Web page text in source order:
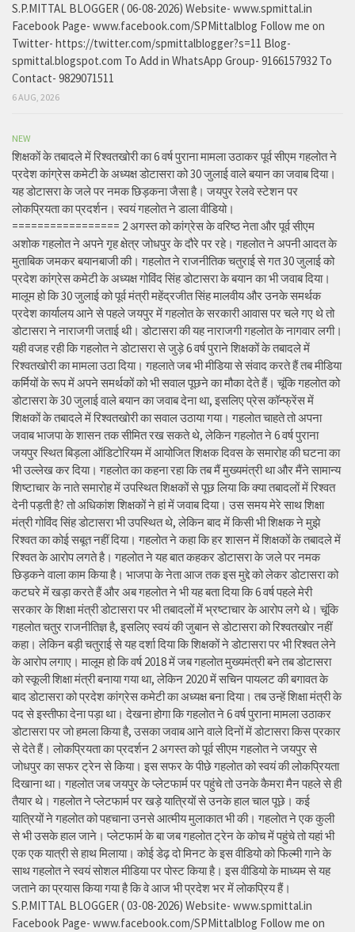
S.P.MITTAL BLOGGER ( 06-08-2026) Website- www.spmittal.in
Facebook Page- www.facebook.com/SPMittalblog Follow me on
Twitter- https://twitter.com/spmittalblogger?s=11 Blog-
spmittal.blogspot.com To Add in WhatsApp Group- 9166157932 To
Contact- 9829071511
6 AUG, 2026
NEW
शिक्षकों के तबादले में रिश्वतखोरी का 6 वर्ष पुराना मामला उठाकर पूर्व सीएम गहलोत ने
प्रदेश कांग्रेस कमेटी के अध्यक्ष डोटासरा को 30 जुलाई वाले बयान का जवाब दिया।
यह डोटासरा के जले पर नमक छिड़कना जैसा है। जयपुर रेलवे स्टेशन पर
लोकप्रियता का प्रदर्शन। स्वयं गहलोत ने डाला वीडियो।
================= 2 अगस्त को कांग्रेस के वरिष्ठ नेता और पूर्व सीएम
अशोक गहलोत ने अपने गृह क्षेत्र जोधपुर के दौरे पर रहे। गहलोत ने अपनी आदत के
मुताबिक जमकर बयानबाजी की। गहलोत ने राजनीतिक चतुराई से गत 30 जुलाई को
प्रदेश कांग्रेस कमेटी के अध्यक्ष गोविंद सिंह डोटासरा के बयान का भी जवाब दिया।
मालूम हो कि 30 जुलाई को पूर्व मंत्री महेंद्रजीत सिंह मालवीय और उनके समर्थक
प्रदेश कार्यालय आने से पहले जयपुर में गहलोत के सरकारी आवास पर चले गए थे तो
डोटासरा ने नाराजगी जताई थी। डोटासरा की यह नाराजगी गहलोत के नागवार लगी।
यही वजह रही कि गहलोत ने डोटासरा से जुड़े 6 वर्ष पुराने शिक्षकों के तबादले में
रिश्वतखोरी का मामला उठा दिया। गहलाते जब भी मीडिया से संवाद करते हैं तब मीडिया
कर्मियों के रूप में अपने समर्थकों को भी सवाल पूछने का मौका देते हैं। चूंकि गहलोत को
डोटासरा के 30 जुलाई वाले बयान का जवाब देना था, इसलिए प्रेस कॉन्फ्रेंस में
शिक्षकों के तबादले में रिश्वतखोरी का सवाल उठाया गया। गहलोत चाहते तो अपना
जवाब भाजपा के शासन तक सीमित रख सकते थे, लेकिन गहलोत ने 6 वर्ष पुराना
जयपुर स्थित बिड़ला ऑडिटोरियम में आयोजित शिक्षक दिवस के समारोह की घटना का
भी उल्लेख कर दिया। गहलोत का कहना रहा कि तब मैं मुख्यमंत्री था और मैंने सामान्य
शिष्टाचार के नाते समारोह में उपस्थित शिक्षकों से पूछ लिया कि क्या तबादलों में रिश्वत
देनी पड़ती है? तो अधिकांश शिक्षकों ने हां में जवाब दिया। उस समय मेरे साथ शिक्षा
मंत्री गोविंद सिंह डोटासरा भी उपस्थित थे, लेकिन बाद में किसी भी शिक्षक ने मुझे
रिश्वत का कोई सबूत नहीं दिया। गहलोत ने कहा कि हर शासन में शिक्षकों के तबादले में
रिश्वत के आरोप लगते है। गहलोत ने यह बात कहकर डोटासरा के जले पर नमक
छिड़कने वाला काम किया है। भाजपा के नेता आज तक इस मुद्दे को लेकर डोटासरा को
कटघरे में खड़ा करते हैं और अब गहलोत ने भी यह बता दिया कि 6 वर्ष पहले मेरी
सरकार के शिक्षा मंत्री डोटासरा पर भी तबादलों में भ्रष्टाचार के आरोप लगे थे। चूंकि
गहलोत चतुर राजनीतिज्ञ है, इसलिए स्वयं की जुबान से डोटासरा को रिश्वतखोर नहीं
कहा। लेकिन बड़ी चतुराई से यह दर्शा दिया कि शिक्षकों ने डोटासरा पर भी रिश्वत लेने
के आरोप लगाए। मालूम हो कि वर्ष 2018 में जब गहलोत मुख्यमंत्री बने तब डोटासरा
को स्कूली शिक्षा मंत्री बनाया गया था, लेकिन 2020 में सचिन पायलट की बगावत के
बाद डोटासरा को प्रदेश कांग्रेस कमेटी का अध्यक्ष बना दिया। तब उन्हें शिक्षा मंत्री के
पद से इस्तीफा देना पड़ा था। देखना होगा कि गहलोत ने 6 वर्ष पुराना मामला उठाकर
डोटासरा पर जो हमला किया है, उसका जवाब आने वाले दिनों में डोटासरा किस प्रकार
से देते हैं। लोकप्रियता का प्रदर्शन 2 अगस्त को पूर्व सीएम गहलोत ने जयपुर से
जोधपुर का सफर ट्रेन से किया। इस सफर के पीछे गहलोत को स्वयं की लोकप्रियता
दिखाना था। गहलोत जब जयपुर के प्लेटफार्म पर पहुंचे तो उनके कैमरा मैन पहले से ही
तैयार थे। गहलोत ने प्लेटफार्म पर खड़े यात्रियों से उनके हाल चाल पूछे। कई
यात्रियों ने गहलोत को पहचाना उनसे आत्मीय मुलाकात भी की। गहलोत ने एक कुली
से भी उसके हाल जाने। प्लेटफार्म के बा जब गहलोत ट्रेन के कोच में पहुंचे तो यहां भी
एक एक यात्री से हाथ मिलाया। कोई डेढ़ दो मिनट के इस वीडियो को फिल्मी गाने के
साथ गहलोत ने स्वयं सोशल मीडिया पर पोस्ट किया है। इस वीडियो के माध्यम से यह
जताने का प्रयास किया गया है कि वे आज भी प्रदेश भर में लोकप्रिय हैं।
S.P.MITTAL BLOGGER ( 03-08-2026) Website- www.spmittal.in
Facebook Page- www.facebook.com/SPMittalblog Follow me on